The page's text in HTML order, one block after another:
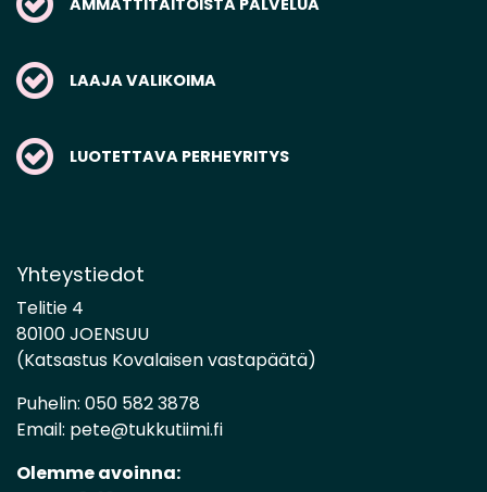
LAAJA VALIKOIMA
LUOTETTAVA PERHEYRITYS
Yhteystiedot
Telitie 4
80100 JOENSUU
(Katsastus Kovalaisen vastapäätä)
Puhelin: 050 582 3878
Email: pete@tukkutiimi.fi
Olemme avoinna: